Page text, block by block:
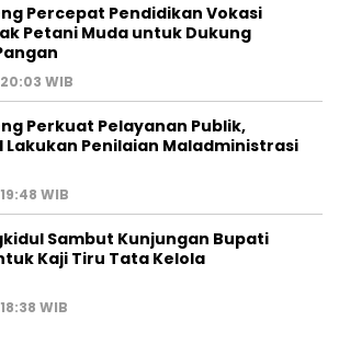
Percepat Pendidikan Vokasi
Petani Muda untuk Dukung
WIB
Perkuat Pelayanan Publik,
Lakukan Penilaian Maladministrasi
WIB
Sambut Kunjungan Bupati
Kaji Tiru Tata Kelola
WIB